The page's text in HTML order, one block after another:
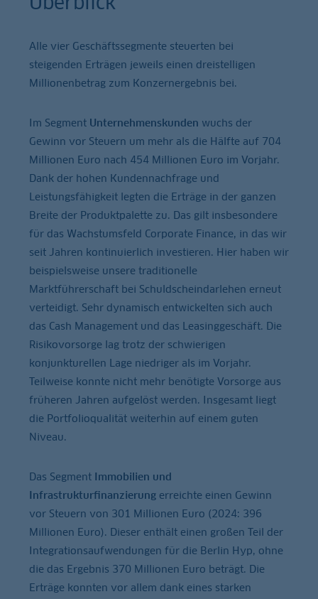
Alle vier Geschäftssegmente steuerten bei
steigenden Erträgen jeweils einen dreistelligen
Millionenbetrag zum Konzernergebnis bei.
Im Segment Unternehmenskunden wuchs der
Gewinn vor Steuern um mehr als die Hälfte auf 704
Millionen Euro nach 454 Millionen Euro im Vorjahr.
Dank der hohen Kundennachfrage und
Leistungsfähigkeit legten die Erträge in der ganzen
Breite der Produktpalette zu. Das gilt insbesondere
für das Wachstumsfeld Corporate Finance, in das wir
seit Jahren kontinuierlich investieren. Hier haben wir
beispielsweise unsere traditionelle
Marktführerschaft bei Schuldscheindarlehen erneut
verteidigt. Sehr dynamisch entwickelten sich auch
das Cash Management und das Leasinggeschäft. Die
Risikovorsorge lag trotz der schwierigen
konjunkturellen Lage niedriger als im Vorjahr.
Teilweise konnte nicht mehr benötigte Vorsorge aus
früheren Jahren aufgelöst werden. Insgesamt liegt
die Portfolioqualität weiterhin auf einem guten
Niveau.
Das Segment Immobilien und
Infrastrukturfinanzierung erreichte einen Gewinn
vor Steuern von 301 Millionen Euro (2024: 396
Millionen Euro). Dieser enthält einen großen Teil der
Integrationsaufwendungen für die Berlin Hyp, ohne
die das Ergebnis 370 Millionen Euro beträgt. Die
Erträge konnten vor allem dank eines starken